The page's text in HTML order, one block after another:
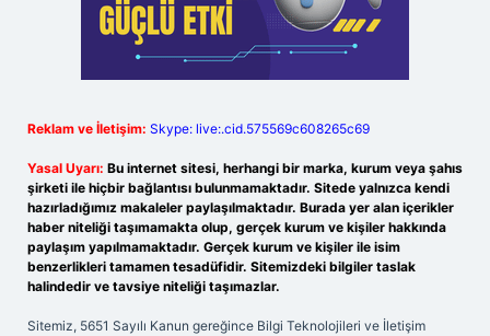
Reklam ve İletişim: Skype: live:.cid.575569c608265c69
Yasal Uyarı: Bu internet sitesi, herhangi bir marka, kurum veya şahıs
şirketi ile hiçbir bağlantısı bulunmamaktadır. Sitede yalnızca kendi
hazırladığımız makaleler paylaşılmaktadır. Burada yer alan içerikler
haber niteliği taşımamakta olup, gerçek kurum ve kişiler hakkında
paylaşım yapılmamaktadır. Gerçek kurum ve kişiler ile isim
benzerlikleri tamamen tesadüfidir. Sitemizdeki bilgiler taslak
halindedir ve tavsiye niteliği taşımazlar.
Sitemiz, 5651 Sayılı Kanun gereğince Bilgi Teknolojileri ve İletişim